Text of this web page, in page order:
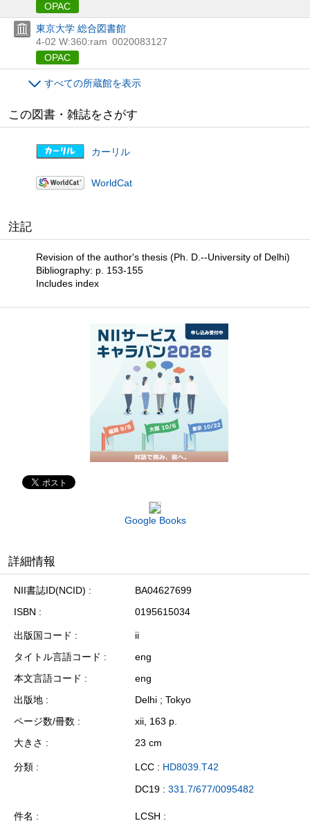
OPAC
東京大学 総合図書館
4-02 W:360:ram 0020083127
OPAC
すべての所蔵館を表示
この図書・雑誌をさがす
カーリル
WorldCat
注記
Revision of the author's thesis (Ph. D.--University of Delhi)
Bibliography: p. 153-155
Includes index
Google Books
詳細情報
NII書誌ID(NCID)
BA04627699
ISBN
0195615034
出版国コード
ii
タイトル言語コード
eng
本文言語コード
eng
出版地
Delhi ; Tokyo
ページ数/冊数
xii, 163 p.
大きさ
23 cm
分類 LCC : HD8039.T42
DC19 : 331.7/677/0095482
件名
LCSH :